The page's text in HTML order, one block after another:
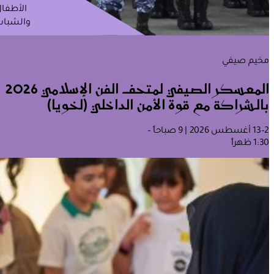
مخيم صيفي
المعسكر الصيفي لمتحف الفن الإسلامي 2026
بالشراكة مع قوة الأمن الداخلي (لخويا)
2–13 أغسطس 2026 | 9 صباحاً –
1:30 ظهراً